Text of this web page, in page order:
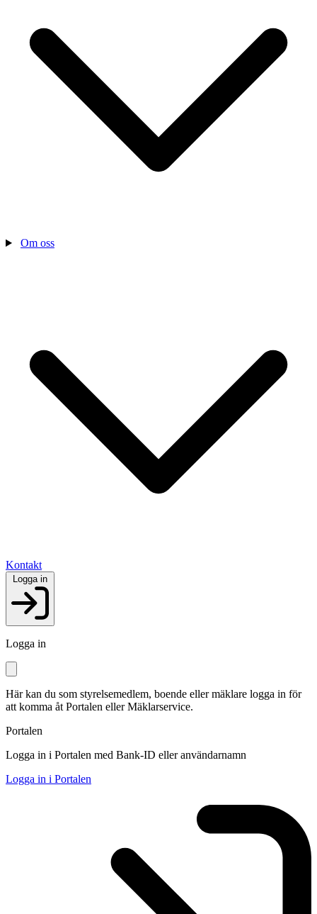
Om oss
Kontakt
Logga in
Logga in
Här kan du som styrelsemedlem, boende eller mäklare logga in för
att komma åt Portalen eller Mäklarservice.
Portalen
Logga in i Portalen med Bank-ID eller användarnamn
Logga in i Portalen